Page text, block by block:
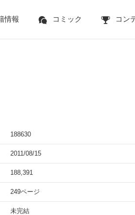
情報 コミック コン
188630
2011/08/15
188,391
249ページ
未完結